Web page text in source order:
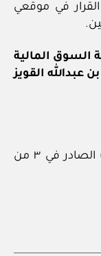
في موقعي
المالية
عبدالله القويز
نشر في عدد جريدة أم القرى رقم (٥١٦٩) الصادر في ٣ من